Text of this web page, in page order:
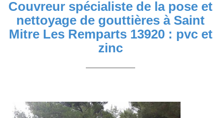
Couvreur spécialiste de la pose et
nettoyage de gouttières à Saint
Mitre Les Remparts 13920 : pvc et
zinc